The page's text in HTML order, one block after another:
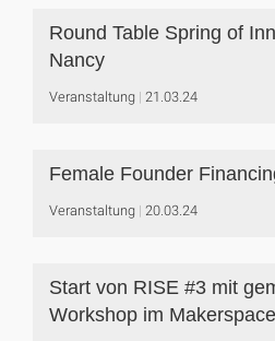
Round Table Spring of
Nancy
Veranstaltung 21.03.24
Female Founder
Veranstaltung 20.03.24
Start von RISE #3 mit
Workshop im Makerspace